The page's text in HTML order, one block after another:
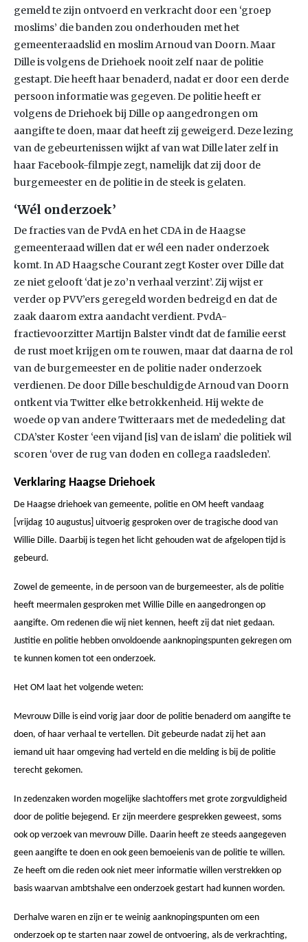
gemeld te zijn ontvoerd en verkracht door een ‘groep
moslims’ die banden zou onderhouden met het
gemeenteraadslid en moslim Arnoud van Doorn. Maar
Dille is volgens de Driehoek nooit zelf naar de politie
gestapt. Die heeft haar benaderd, nadat er door een derde
persoon informatie was gegeven. De politie heeft er
volgens de Driehoek bij Dille op aangedrongen om
aangifte te doen, maar dat heeft zij geweigerd. Deze lezing
van de gebeurtenissen wijkt af van wat Dille later zelf in
haar Facebook-filmpje zegt, namelijk dat zij door de
burgemeester en de politie in de steek is gelaten.
‘Wél onderzoek’
De fracties van de PvdA en het CDA in de Haagse
gemeenteraad willen dat er wél een nader onderzoek
komt. In AD Haagsche Courant zegt Koster over Dille dat
ze niet gelooft ‘dat je zo’n verhaal verzint’. Zij wijst er
verder op PVV’ers geregeld worden bedreigd en dat de
zaak daarom extra aandacht verdient. PvdA-
fractievoorzitter Martijn Balster vindt dat de familie eerst
de rust moet krijgen om te rouwen, maar dat daarna de rol
van de burgemeester en de politie nader onderzoek
verdienen. De door Dille beschuldigde Arnoud van Doorn
ontkent via Twitter elke betrokkenheid. Hij wekte de
woede op van andere Twitteraars met de mededeling dat
CDA’ster Koster ‘een vijand [is] van de islam’ die politiek wil
scoren ‘over de rug van doden en collega raadsleden’.
Verklaring Haagse Driehoek
De Haagse driehoek van gemeente, politie en OM heeft vandaag
[vrijdag 10 augustus] uitvoerig gesproken over de tragische dood van
Willie Dille. Daarbij is tegen het licht gehouden wat de afgelopen tijd is
gebeurd.
Zowel de gemeente, in de persoon van de burgemeester, als de politie
heeft meermalen gesproken met Willie Dille en aangedrongen op
aangifte. Om redenen die wij niet kennen, heeft zij dat niet gedaan.
Justitie en politie hebben onvoldoende aanknopingspunten gekregen om
te kunnen komen tot een onderzoek.
Het OM laat het volgende weten:
Mevrouw Dille is eind vorig jaar door de politie benaderd om aangifte te
doen, of haar verhaal te vertellen. Dit gebeurde nadat zij het aan
iemand uit haar omgeving had verteld en die melding is bij de politie
terecht gekomen.
In zedenzaken worden mogelijke slachtoffers met grote zorgvuldigheid
door de politie bejegend. Er zijn meerdere gesprekken geweest, soms
ook op verzoek van mevrouw Dille. Daarin heeft ze steeds aangegeven
geen aangifte te doen en ook geen bemoeienis van de politie te willen.
Ze heeft om die reden ook niet meer informatie willen verstrekken op
basis waarvan ambtshalve een onderzoek gestart had kunnen worden.
Derhalve waren en zijn er te weinig aanknopingspunten om een
onderzoek op te starten naar zowel de ontvoering, als de verkrachting,